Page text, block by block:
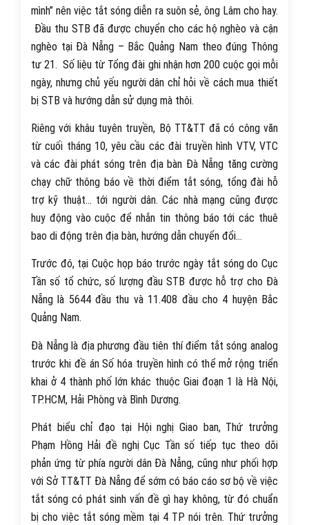
mình” nên việc tắt sóng diễn ra suôn sẻ, ông Lâm cho hay.
Đầu thu STB đã được chuyển cho các hộ nghèo và cận
nghèo tại Đà Nẵng – Bắc Quảng Nam theo đúng Thông
tư 21. Số liệu từ Tổng đài ghi nhận hơn 200 cuộc gọi mỗi
ngày, nhưng chủ yếu người dân chỉ hỏi về cách mua thiết
bị STB và hướng dẫn sử dụng mà thôi.
Riêng với khâu tuyên truyền, Bộ TT&TT đã có công văn
từ cuối tháng 10, yêu cầu các đài truyền hình VTV, VTC
và các đài phát sóng trên địa bàn Đà Nẵng tăng cường
chạy chữ thông báo về thời điểm tắt sóng, tổng đài hỗ
trợ kỹ thuật… tới người dân. Các nhà mạng cũng được
huy động vào cuộc để nhắn tin thông báo tới các thuê
bao di động trên địa bàn, hướng dẫn chuyển đổi…
Trước đó, tại Cuộc họp báo trước ngày tắt sóng do Cục
Tần số tổ chức, số lượng đầu STB được hỗ trợ cho Đà
Nẵng là 5644 đầu thu và 11.408 đầu cho 4 huyện Bắc
Quảng Nam.
Đà Nẵng là địa phương đầu tiên thí điểm tắt sóng analog
trước khi đề án Số hóa truyền hình có thể mở rộng triển
khai ở 4 thành phố lớn khác thuộc Giai đoạn 1 là Hà Nội,
TP.HCM, Hải Phòng và Bình Dương.
Phát biểu chỉ đạo tại Hội nghị Giao ban, Thứ trưởng
Phạm Hồng Hải đề nghị Cục Tần số tiếp tục theo dõi
phản ứng từ phía người dân Đà Nẵng, cũng như phối hợp
với Sở TT&TT Đà Nẵng để sớm có báo cáo sơ bộ về việc
tắt sóng có phát sinh vấn đề gì hay không, từ đó chuẩn
bị cho việc tắt sóng mềm tại 4 TP nói trên. Thứ trưởng